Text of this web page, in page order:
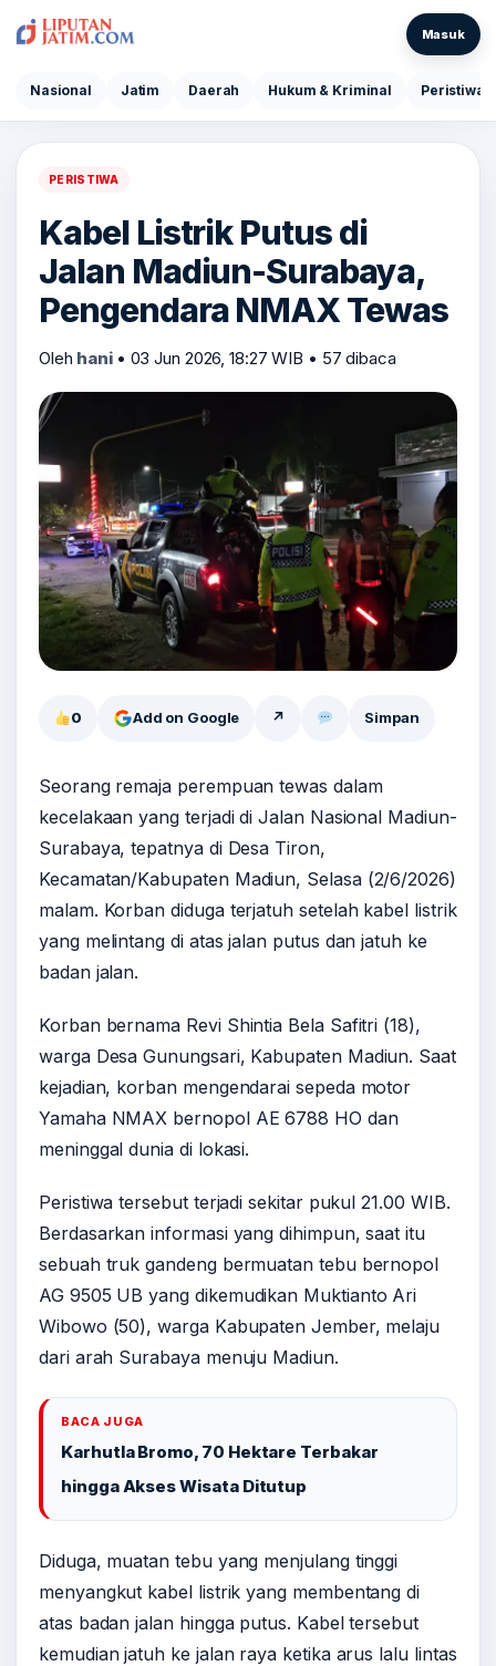
Nasional Jatim Daerah Hukum & Kriminal Peristiwa
Masuk
PERISTIWA
Kabel Listrik Putus di
Jalan Madiun-Surabaya,
Pengendara NMAX Tewas
Oleh hani • 03 Jun 2026, 18:27 WIB • 57 dibaca
0 Add on Google ↗ Simpan
Seorang remaja perempuan tewas dalam
kecelakaan yang terjadi di Jalan Nasional Madiun-
Surabaya, tepatnya di Desa Tiron,
Kecamatan/Kabupaten Madiun, Selasa (2/6/2026)
malam. Korban diduga terjatuh setelah kabel listrik
yang melintang di atas jalan putus dan jatuh ke
badan jalan.
Korban bernama Revi Shintia Bela Safitri (18),
warga Desa Gunungsari, Kabupaten Madiun. Saat
kejadian, korban mengendarai sepeda motor
Yamaha NMAX bernopol AE 6788 HO dan
meninggal dunia di lokasi.
Peristiwa tersebut terjadi sekitar pukul 21.00 WIB.
Berdasarkan informasi yang dihimpun, saat itu
sebuah truk gandeng bermuatan tebu bernopol
AG 9505 UB yang dikemudikan Muktianto Ari
Wibowo (50), warga Kabupaten Jember, melaju
dari arah Surabaya menuju Madiun.
BACA JUGA
Karhutla Bromo, 70 Hektare Terbakar
hingga Akses Wisata Ditutup
Diduga, muatan tebu yang menjulang tinggi
menyangkut kabel listrik yang membentang di
atas badan jalan hingga putus. Kabel tersebut
kemudian jatuh ke jalan raya ketika arus lalu lintas